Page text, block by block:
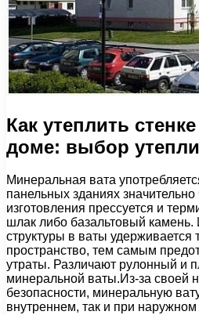
Как утеплить
доме: выбор
Минеральная вата
панельных зданиях
изготовления прессуется и
шлак либо базальтовый камень.
структуры в ваты
пространство, тем самым
утраты. Различают рулонный и
минеральной ваты.Из-за своей
безопасности, минеральную
внутреннем, так и при наружном